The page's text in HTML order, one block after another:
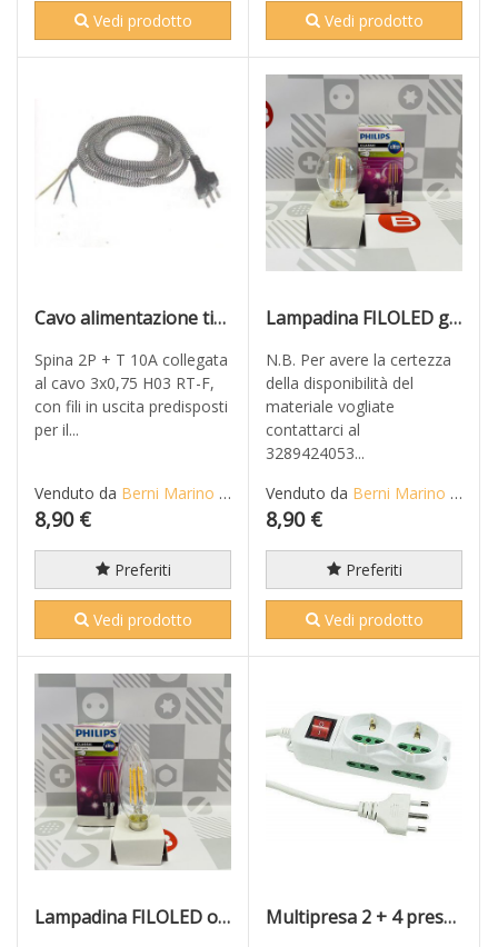
Vedi prodotto Vedi prodotto
Cavo alimentazione tigrato per ferri da stiro
Spina 2P + T 10A collegata
al cavo 3x0,75 H03 RT-F,
con fili in uscita predisposti
per il...
Venduto da Berni Marino di Mario S.n.c.
8,90 €
Preferiti
Vedi prodotto
Lampadina FILOLED goccia DIMMERABILE E14 Luster PHILIPS 4,5 W 470 lumen
N.B. Per avere la certezza
della disponibilità del
materiale vogliate
contattarci al
3289424053...
Venduto da Berni Marino di Mario S.n.c.
8,90 €
Preferiti
Vedi prodotto
Lampadina FILOLED oliva DIMMERABILE E14 Luster PHILIPS 4,5 W 470 lumen Multipresa 2 + 4 prese biavlenti e Schuko con interruttore e cavo mt 1,5